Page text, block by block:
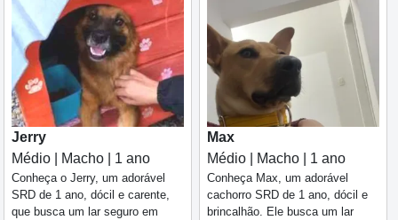
Jerry
Médio | Macho | 1 ano
Conheça o Jerry, um adorável
SRD de 1 ano, dócil e carente,
que busca um lar seguro em
Max
Médio | Macho | 1 ano
Conheça Max, um adorável
cachorro SRD de 1 ano, dócil e
brincalhão. Ele busca um lar